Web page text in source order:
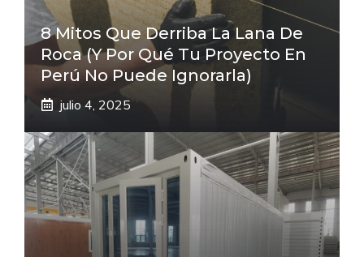
8 Mitos Que Derriba La Lana De
Roca (Y Por Qué Tu Proyecto En
Perú No Puede Ignorarla)
julio 4, 2025